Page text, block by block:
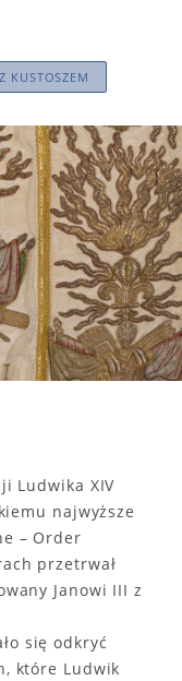
KUSTOSZEM
Ludwika XIV
najwyższe
– Order
przetrwał
Janowi III z
się odkryć
które Ludwik